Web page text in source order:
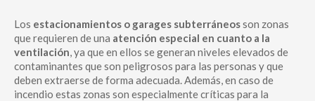
Los estacionamientos o garages subterráneosson zonas
que requieren de una atención especial en cuanto a la
ventilación, ya que en ellos se generan niveles elevados de
contaminantes que son peligrosos para las personas y que
deben extraerse de forma adecuada. Además, en caso de
incendio estas zonas son especialmente críticas para la